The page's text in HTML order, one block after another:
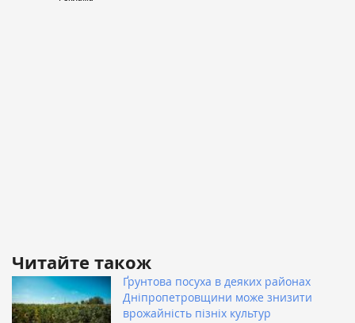
Читайте також
Ґрунтова посуха в деяких районах
Дніпропетровщини може знизити
врожайність пізніх культур